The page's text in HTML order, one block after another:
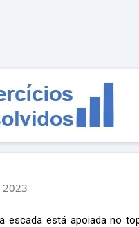
2023
escada está apoiada no